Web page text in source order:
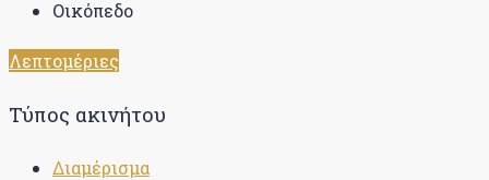
Οικόπεδο
Λεπτομέριες
Τύπος ακινήτου
Διαμέρισμα